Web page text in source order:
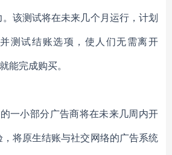
该测试将在未来几个月运行，计划
测试结账选项，使人们无需离开
能完成购买。
一小部分广告商将在未来几周内开
将原生结账与社交网络的广告系统